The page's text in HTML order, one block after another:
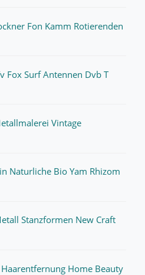
Fon Kamm Rotierenden
Fox Surf Antennen Dvb T
Vintage
Naturliche Bio Yam Rhizom
Stanzformen New Craft
Home Beauty